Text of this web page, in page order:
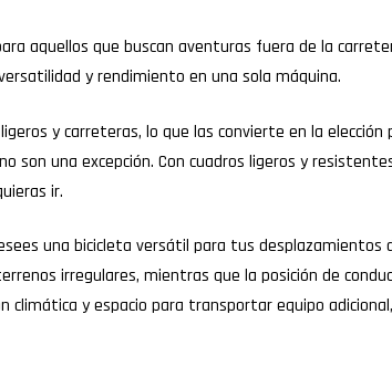
aquellos que buscan aventuras fuera de la
y rendimiento en una sola máquina.
y carreteras, lo que las convierte en la
son una excepción. Con cuadros ligeros y
ir.
una bicicleta versátil para tus desplazamientos
irregulares, mientras que la posición de
climática y espacio para transportar equipo